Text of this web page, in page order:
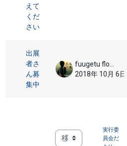
えて
くだ
さい
出展
者さ
ん募
集中
2018年 10月 6日
移動 ...
実行委
員会だ